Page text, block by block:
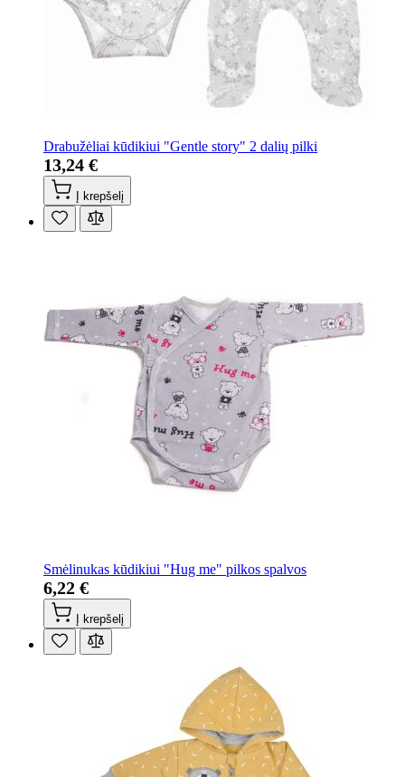
Drabužėliai kūdikiui "Gentle story" 2 dalių pilki
13,24 €
Į krepšelį
Smėlinukas kūdikiui "Hug me" pilkos spalvos
6,22 €
Į krepšelį